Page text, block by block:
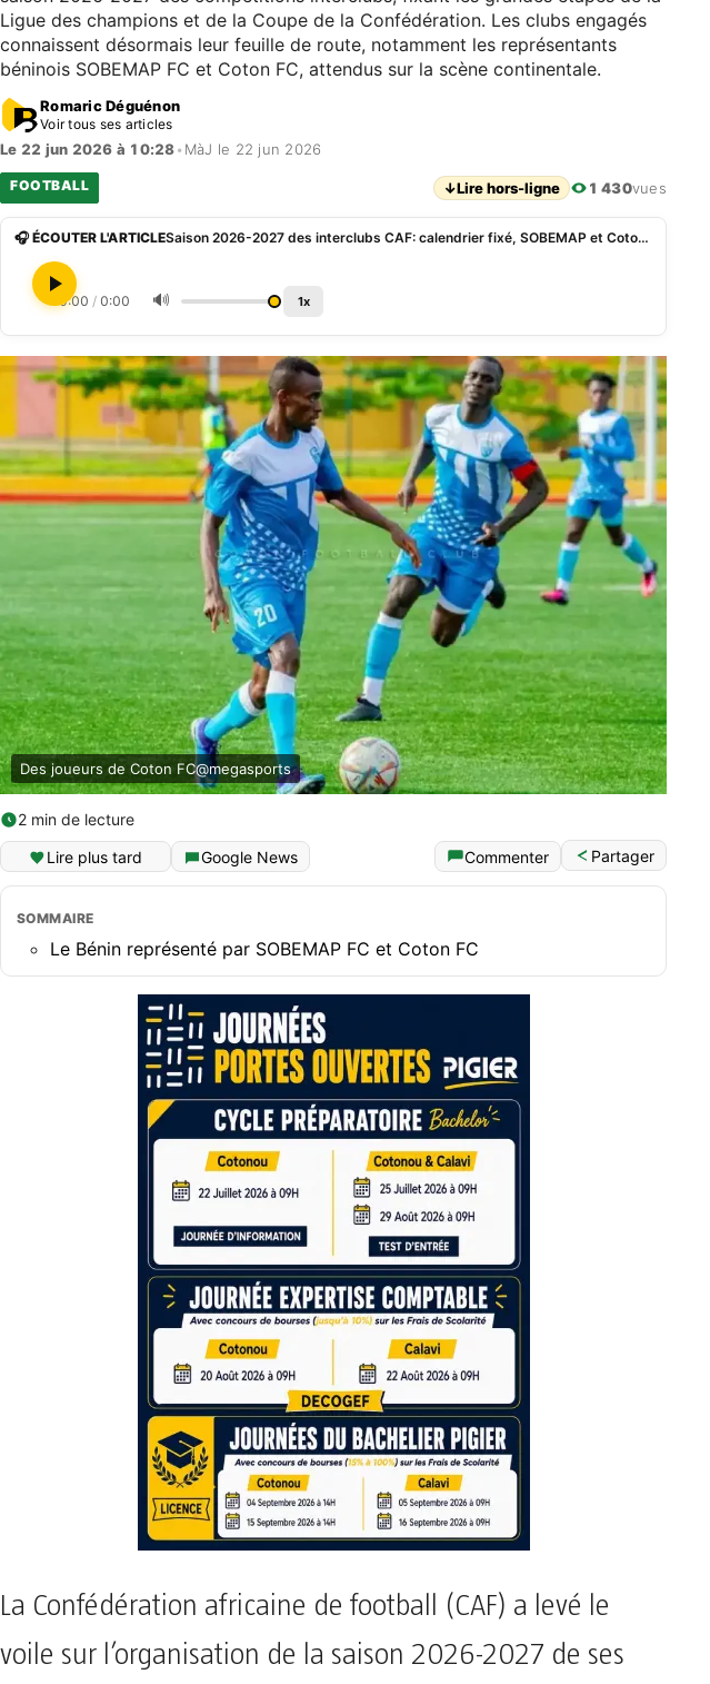
Ligue des champions et de la Coupe de la Confédération. Les clubs engagés
connaissent désormais leur feuille de route, notamment les représentants
béninois SOBEMAP FC et Coton FC, attendus sur la scène continentale.
Romaric Déguénon
Voir tous ses articles
Le 22 jun 2026 à 10:28• MàJ le 22 jun 2026
FOOTBALL ↓Lire hors-ligne 1 430vues
🎧 ÉCOUTER L'ARTICLE Saison 2026-2027 des interclubs CAF: calendrier fixé, SOBEMAP et Coton FC fixés sur leur feuille de route
0:00 / 0:00 🔊 1x
Des joueurs de Coton FC@megasports
2 min de lecture
Lire plus tard
Google News Commenter Partager
SOMMAIRE
Le Bénin représenté par SOBEMAP FC et Coton FC
La Confédération africaine de football (CAF) a levé le
voile sur l’organisation de la saison 2026-2027 de ses